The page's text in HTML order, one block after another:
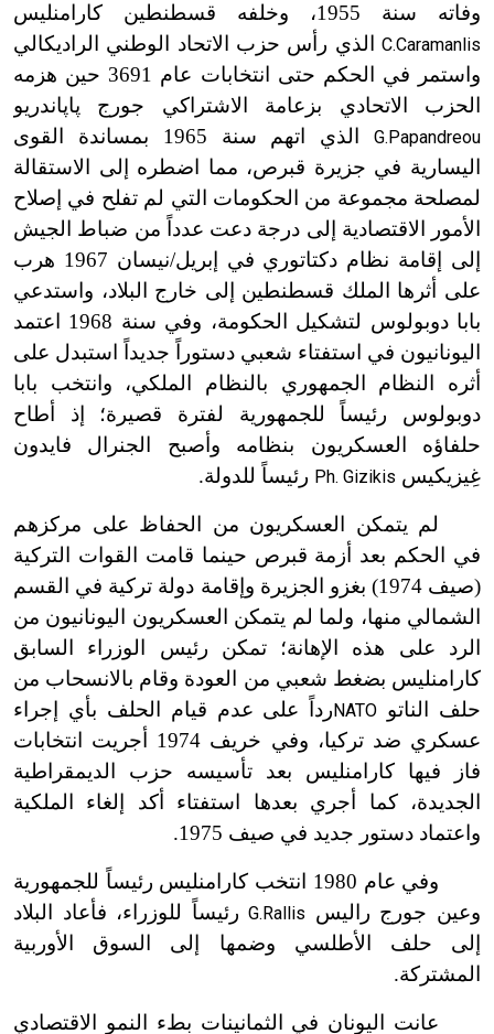
وفاته سنة 1955، وخلفه قسطنطين كارامنليس
C.Caramanlis الذي رأس حزب الاتحاد الوطني الراديكالي
واستمر في الحكم حتى انتخابات عام 3691 حين هزمه
الحزب الاتحادي بزعامة الاشتراكي جورج پاپاندريو
G.Papandreou
الذي اتهم سنة 1965 بمساندة القوى
اليسارية في جزيرة قبرص، مما اضطره إلى الاستقالة
لمصلحة مجموعة من الحكومات التي لم تفلح في إصلاح
الأمور الاقتصادية إلى درجة دعت عدداً من ضباط الجيش
إلى إقامة نظام دكتاتوري في إبريل/نيسان 1967 هرب
على أثرها الملك قسطنطين إلى خارج البلاد، واستدعي
بابا دوبولوس لتشكيل الحكومة، وفي سنة 1968 اعتمد
اليونانيون في استفتاء شعبي دستوراً جديداً استبدل على
أثره النظام الجمهوري بالنظام الملكي، وانتخب بابا
دوبولوس رئيساً للجمهورية لفترة قصيرة؛ إذ أطاح
حلفاؤه العسكريون بنظامه وأصبح الجنرال فايدون
غِيزيكيس Ph. Gizikis رئيساً للدولة.
لم يتمكن العسكريون من الحفاظ على مركزهم
في الحكم بعد أزمة قبرص حينما قامت القوات التركية
(صيف 1974) بغزو الجزيرة وإقامة دولة تركية في القسم
الشمالي منها، ولما لم يتمكن العسكريون اليونانيون من
الرد على هذه الإهانة؛ تمكن رئيس الوزراء السابق
كارامنليس بضغط شعبي من العودة وقام بالانسحاب من
حلف الناتو NATO رداً على عدم قيام الحلف بأي إجراء
عسكري ضد تركيا، وفي خريف 1974 أجريت انتخابات
فاز فيها كارامنليس بعد تأسيسه حزب الديمقراطية
الجديدة، كما أجري بعدها استفتاء أكد إلغاء الملكية
واعتماد دستور جديد في صيف 1975.
وفي عام 1980 انتخب كارامنليس رئيساً للجمهورية
وعين جورج راليس G.Rallisرئيساً للوزراء، فأعاد البلاد
إلى حلف الأطلسي وضمها إلى السوق الأوربية
المشتركة.
عانت اليونان في الثمانينات بطء النمو الاقتصادي